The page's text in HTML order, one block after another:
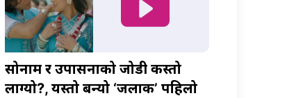
सोनाम र उपासनाको जोडी कस्तो
लाग्यो?, यस्तो बन्यो ‘जलाकी’ पहिलो